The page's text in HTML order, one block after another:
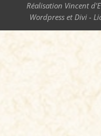
Réalisation Vincent
Wordpress et Divi -